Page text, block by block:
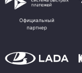
Официальный
партнер